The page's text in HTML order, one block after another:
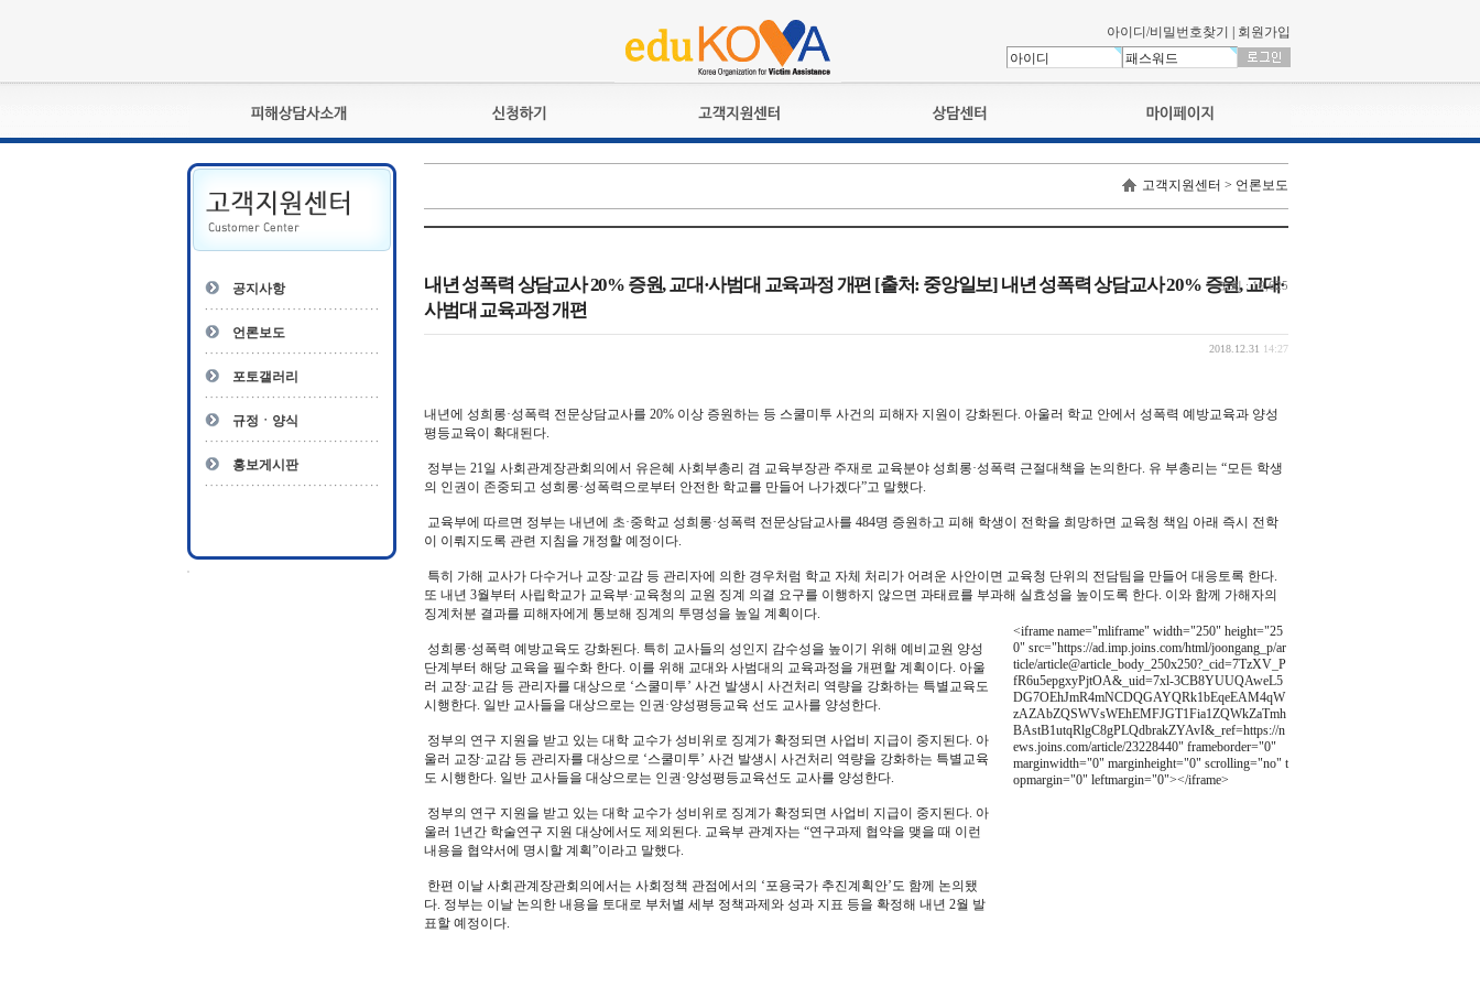
아이디/비밀번호찾기 회원가입
피해상담사란?
자격관리규정
상담사 자격증 확인
- 피해상담사 1급
- 전문수련감독자
- 전문수련기관
교육훈련
자격복원
공지사항
상담접수
나의신청내역
교육영상강의실
나의활동내역
공지사항
언론보도
포토갤러리
규정ㆍ양식
홍보게시판
고객지원센터 > 언론보도
내년 성폭력 상담교사 20% 증원, 교대·사범대 교육과정 개편 [출처: 중앙일보] 내년 성폭력 상담교사 20% 증원, 교대·
사범대 교육과정 개편
조회 : 19,625
2018.12.31 14:27
내년에 성희롱·성폭력 전문상담교사를 20% 이상 증원하는 등 스쿨미투 사건의 피해자 지원이 강화된다. 아울러 학교 안에서 성폭력 예방교육과 양성
평등교육이 확대된다.
정부는 21일 사회관계장관회의에서 유은혜 사회부총리 겸 교육부장관 주재로 교육분야 성희롱·성폭력 근절대책을 논의한다. 유 부총리는 “모든 학생
의 인권이 존중되고 성희롱·성폭력으로부터 안전한 학교를 만들어 나가겠다”고 말했다.
교육부에 따르면 정부는 내년에 초·중학교 성희롱·성폭력 전문상담교사를 484명 증원하고 피해 학생이 전학을 희망하면 교육청 책임 아래 즉시 전학
이 이뤄지도록 관련 지침을 개정할 예정이다.
특히 가해 교사가 다수거나 교장·교감 등 관리자에 의한 경우처럼 학교 자체 처리가 어려운 사안이면 교육청 단위의 전담팀을 만들어 대응토록 한다.
또 내년 3월부터 사립학교가 교육부·교육청의 교원 징계 의결 요구를 이행하지 않으면 과태료를 부과해 실효성을 높이도록 한다. 이와 함께 가해자의
징계처분 결과를 피해자에게 통보해 징계의 투명성을 높일 계획이다.
<iframe name="mliframe" width="250" height="25
0" src="https://ad.imp.joins.com/html/joongang_p/ar
ticle/article@article_body_250x250?_cid=7TzXV_P
fR6u5epgxyPjtOA&_uid=7xl-3CB8YUUQAweL5
DG7OEhJmR4mNCDQGAYQRk1bEqeEAM4qW
zAZAbZQSWVsWEhEMFJGT1Fia1ZQWkZaTmh
BAstB1utqRlgC8gPLQdbrakZYAvI&_ref=https://n
ews.joins.com/article/23228440" frameborder="0"
marginwidth="0" marginheight="0" scrolling="no" t
opmargin="0" leftmargin="0"></iframe>
성희롱·성폭력 예방교육도 강화된다. 특히 교사들의 성인지 감수성을 높이기 위해 예비교원 양성
단계부터 해당 교육을 필수화 한다. 이를 위해 교대와 사범대의 교육과정을 개편할 계획이다. 아울
러 교장·교감 등 관리자를 대상으로 ‘스쿨미투’ 사건 발생시 사건처리 역량을 강화하는 특별교육도
시행한다. 일반 교사들을 대상으로는 인권·양성평등교육 선도 교사를 양성한다.
정부의 연구 지원을 받고 있는 대학 교수가 성비위로 징계가 확정되면 사업비 지급이 중지된다. 아
울러 교장·교감 등 관리자를 대상으로 ‘스쿨미투’ 사건 발생시 사건처리 역량을 강화하는 특별교육
도 시행한다. 일반 교사들을 대상으로는 인권·양성평등교육선도 교사를 양성한다.
정부의 연구 지원을 받고 있는 대학 교수가 성비위로 징계가 확정되면 사업비 지급이 중지된다. 아
울러 1년간 학술연구 지원 대상에서도 제외된다. 교육부 관계자는 “연구과제 협약을 맺을 때 이런
내용을 협약서에 명시할 계획”이라고 말했다.
한편 이날 사회관계장관회의에서는 사회정책 관점에서의 ‘포용국가 추진계획안’도 함께 논의됐
다. 정부는 이날 논의한 내용을 토대로 부처별 세부 정책과제와 성과 지표 등을 확정해 내년 2월 발
표할 예정이다.